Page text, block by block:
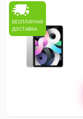
БЕСПЛАТНАЯ
ДОСТАВКА